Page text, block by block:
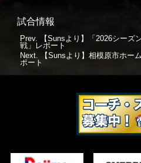
試合情報
Prev.
【Sunsより】「2026シーズ
戦」レポート
Next.
【Sunsより】相模原市ホ
ポート